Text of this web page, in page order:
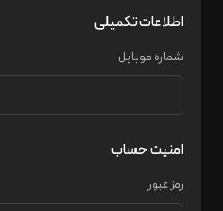
اطلاعات تکمیلی
شماره موبایل
امنیت حساب
رمز عبور